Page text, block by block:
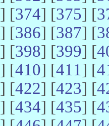
] [374] [375] [
] [386] [387] [
] [398] [399] [
] [410] [411] [
] [422] [423] [
] [434] [435] [